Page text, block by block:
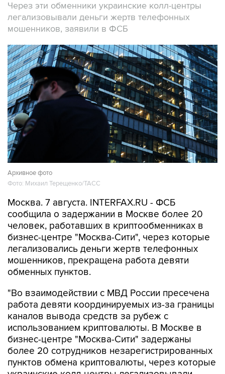
Через эти обменники украинские колл-центры
легализовывали деньги жертв телефонных
мошенников, заявили в ФСБ
Архивное фото
Фото: Михаил Терещенко/ТАСС
Москва. 7 августа. INTERFAX.RU - ФСБ
сообщила о задержании в Москве более 20
человек, работавших в криптообменниках в
бизнес-центре "Москва-Сити", через которые
легализовались деньги жертв телефонных
мошенников, прекращена работа девяти
обменных пунктов.
"Во взаимодействии с МВД России пресечена
работа девяти координируемых из-за границы
каналов вывода средств за рубеж с
использованием криптовалюты. В Москве в
бизнес-центре "Москва-Сити" задержаны
более 20 сотрудников незарегистрированных
пунктов обмена криптовалюты, через которые